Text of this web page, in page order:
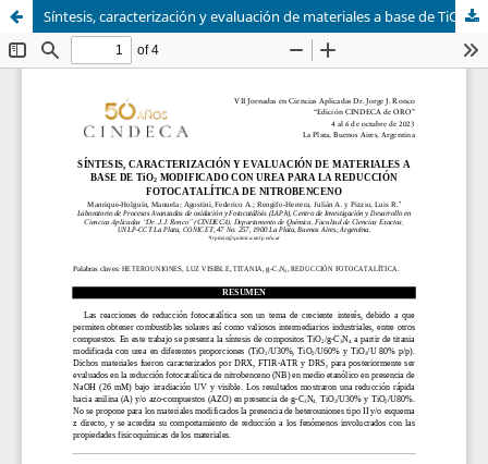
Síntesis, caracterización y evaluación de materiales a base de TiO2 modificado con urea para la reducción fotocatalítica de nitrobenceno